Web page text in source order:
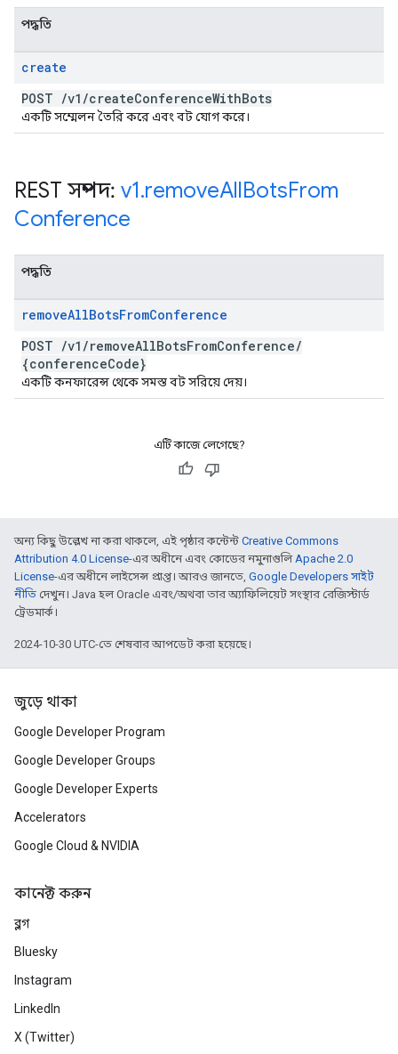
পদ্ধতি
create
POST /v1 /createConferenceWithBots
একটি সম্মেলন তৈরি করে এবং বট যোগ করে।
REST সম্পদ: v1.removeAllBotsFrom
Conference
পদ্ধতি
removeAllBotsFromConference
POST /v1 /removeAllBotsFromConference/
{conferenceCode}
একটি কনফারেন্স থেকে সমস্ত বট সরিয়ে দেয়।
এটি কাজে লেগেছে?
অন্য কিছু উল্লেখ না করা থাকলে, এই পৃষ্ঠার কন্টেন্ট Creative Commons
Attribution 4.0 License-এর অধীনে এবং কোডের নমুনাগুলিApache 2.0
License-এর অধীনে লাইসেন্স প্রাপ্ত। আরও জানতে, Google Developers সাইট
নীতি দেখুন। Java হল Oracle এবং/অথবা তার অ্যাফিলিয়েট সংস্থার রেজিস্টার্ড
ট্রেডমার্ক।
2024-10-30 UTC-তে শেষবার আপডেট করা হয়েছে।
জুড়ে থাকা
Google Developer Program
Google Developer Groups
Google Developer Experts
Accelerators
Google Cloud & NVIDIA
কানেক্ট করুন
ব্লগ
Bluesky
Instagram
LinkedIn
X (Twitter)